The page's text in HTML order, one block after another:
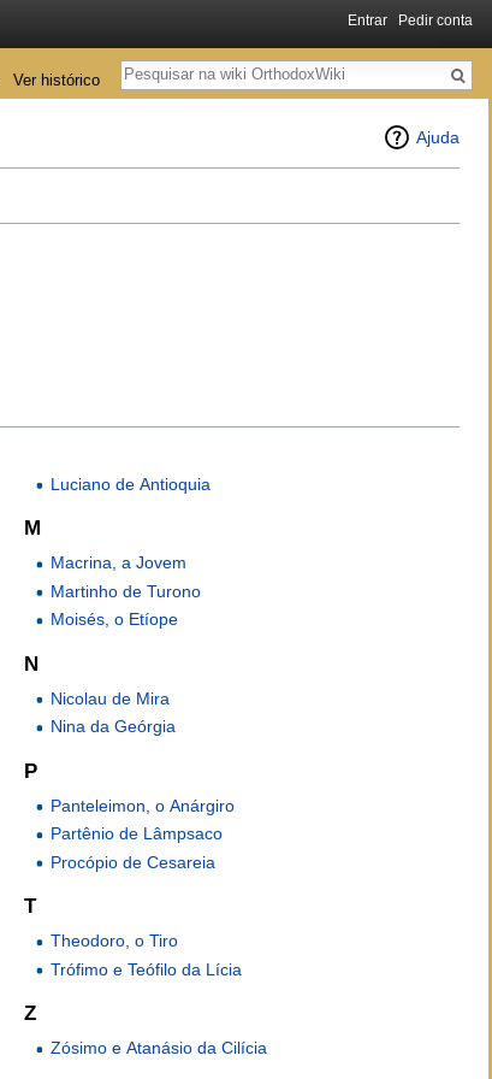
Ajuda
Luciano de Antioquia
M
Macrina, a Jovem
Martinho de Turono
Moisés, o Etíope
N
Nicolau de Mira
Nina da Geórgia
P
Panteleimon, o Anárgiro
Partênio de Lâmpsaco
Procópio de Cesareia
T
Theodoro, o Tiro
Trófimo e Teófilo da Lícia
Z
Zósimo e Atanásio da Cilícia
Entrar Pedir conta
Ver histórico
Pesquisa